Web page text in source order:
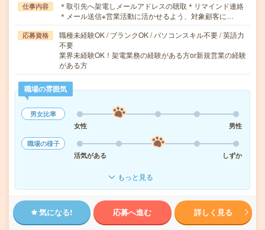
仕事内容
＊取引先へ架電しメールアドレスの聴取＊リマインド連絡
＊メール送信※営業活動に活かせるよう、対象顧客に…
応募資格
職種未経験OK / ブランクOK / パソコンスキル不要 / 英語力
不要
業界未経験OK！架電業務の経験がある方or新規営業の経験
がある方
職場の雰囲気
男女比率
女性
男性
職場の様子
活気がある
しずか
もっと見る
気になる! 応募へ進む 詳しく見る